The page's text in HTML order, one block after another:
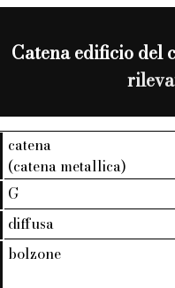
Catena edificio del
catena
(catena metallica)
G
diffusa
bolzone